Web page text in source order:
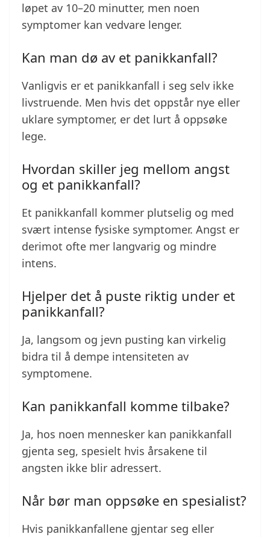
løpet av 10–20 minutter, men noen
symptomer kan vedvare lenger.
Kan man dø av et panikkanfall?
Vanligvis er et panikkanfall i seg selv ikke
livstruende. Men hvis det oppstår nye eller
uklare symptomer, er det lurt å oppsøke
lege.
Hvordan skiller jeg mellom angst
og et panikkanfall?
Et panikkanfall kommer plutselig og med
svært intense fysiske symptomer. Angst er
derimot ofte mer langvarig og mindre
intens.
Hjelper det å puste riktig under et
panikkanfall?
Ja, langsom og jevn pusting kan virkelig
bidra til å dempe intensiteten av
symptomene.
Kan panikkanfall komme tilbake?
Ja, hos noen mennesker kan panikkanfall
gjenta seg, spesielt hvis årsakene til
angsten ikke blir adressert.
Når bør man oppsøke en spesialist?
Hvis panikkanfallene gjentar seg eller